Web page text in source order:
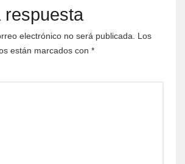
respuesta
electrónico no será publicada.
Los
están marcados con *